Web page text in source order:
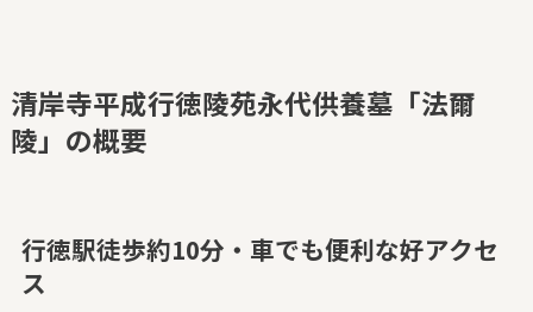
清岸寺平成行徳陵苑永代供養墓「法爾
陵」の概要
行徳駅徒歩約10分・車でも便利な好アクセ
ス